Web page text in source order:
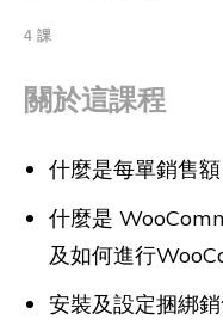
4 課
關於這課程
什麼是每單銷售
什麼是
及如何進行
安裝及設定捆綁